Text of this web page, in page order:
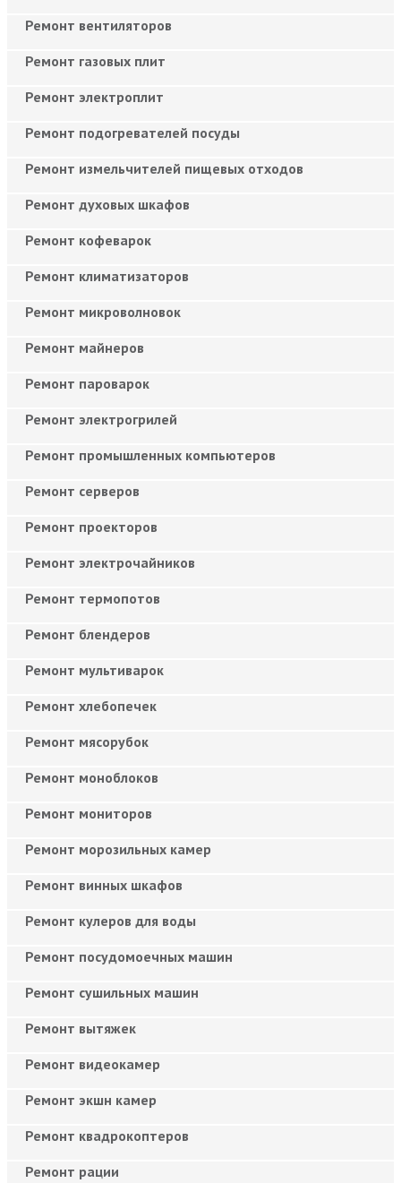
Ремонт вентиляторов
Ремонт газовых плит
Ремонт электроплит
Ремонт подогревателей посуды
Ремонт измельчителей пищевых отходов
Ремонт духовых шкафов
Ремонт кофеварок
Ремонт климатизаторов
Ремонт микроволновок
Ремонт майнеров
Ремонт пароварок
Ремонт электрогрилей
Ремонт промышленных компьютеров
Ремонт серверов
Ремонт проекторов
Ремонт электрочайников
Ремонт термопотов
Ремонт блендеров
Ремонт мультиварок
Ремонт хлебопечек
Ремонт мясорубок
Ремонт моноблоков
Ремонт мониторов
Ремонт морозильных камер
Ремонт винных шкафов
Ремонт кулеров для воды
Ремонт посудомоечных машин
Ремонт сушильных машин
Ремонт вытяжек
Ремонт видеокамер
Ремонт экшн камер
Ремонт квадрокоптеров
Ремонт рации